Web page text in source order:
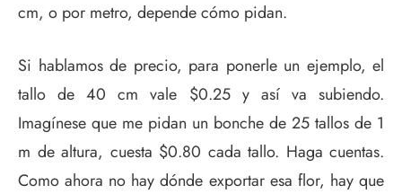
cm, o por metro, depende cómo pidan.
Si hablamos de precio, para ponerle un ejemplo, el
tallo de 40 cm vale $0.25 y así va subiendo.
Imagínese que me pidan un bonche de 25 tallos de 1
m de altura, cuesta $0.80 cada tallo. Haga cuentas.
Como ahora no hay dónde exportar esa flor, hay que